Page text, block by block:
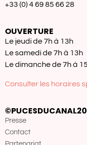
+33 (0) 4 69 85 66 28
OUVERTURE
Le jeudi de 7h à 13h
Le samedi de 7h à 13h
Le dimanche de 7h à
Consulter les horaires
Presse
Contact